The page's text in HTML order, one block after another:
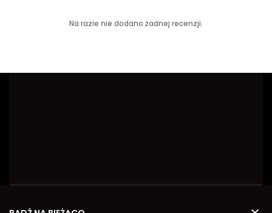
Na razie nie dodano żadnej recenzji.